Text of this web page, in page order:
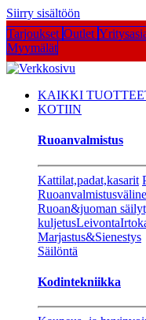
Siirry sisältöön
Tarjoukset Outlet
Myymälät
KAIKKI
KOTIIN
Ruoanvalmistus
Kattilat,padat,kasarit
Ruoan&juoman
kuljetusLeivonta
Marjastus&Sienestys
Säilöntä
Kodintekniikka